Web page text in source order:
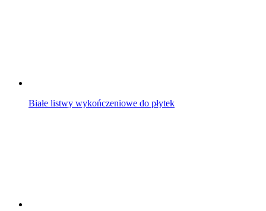
Białe listwy wykończeniowe do płytek